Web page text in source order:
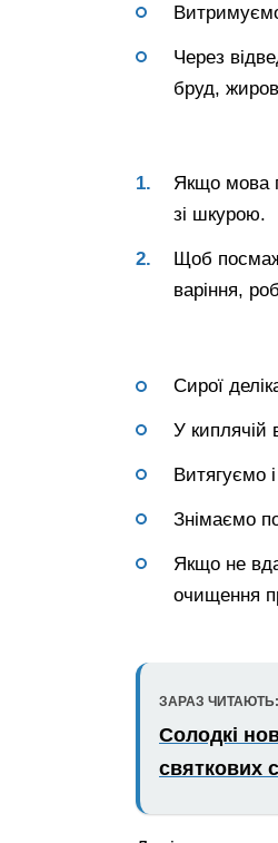
Через
бруд,
Якщо мова
зі шкурою.
Щоб
варіння,
Сирої
У киплячій
Витягуємо
Знімаємо
Якщо не
очищення
ЗАРАЗ ЧИТАЮТЬ:
Солодкі
святкових